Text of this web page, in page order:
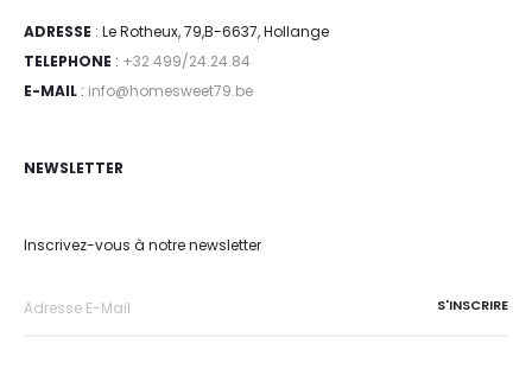
ADRESSE : Le Rotheux, 79,B-6637, Hollange
TELEPHONE : +32 499/24.24.84
E-MAIL : info@homesweet79.be
NEWSLETTER
Inscrivez-vous à notre newsletter